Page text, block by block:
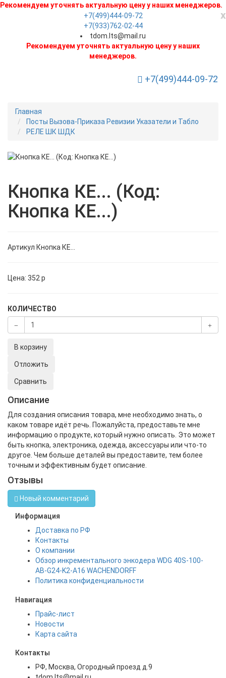
Рекомендуем уточнять актуальную цену у наших менеджеров.
x
+7(499)444-09-72
+7(933)762-02-44
tdom.lts@mail.ru
Рекомендуем уточнять актуальную цену у наших
менеджеров.
+7(499)444-09-72
Toggle Navigation
Главная
Посты Вызова-Приказа Ревизии Указатели и Табло
РЕЛЕ ШК ШДК
Кнопка КЕ... (Код:
Кнопка КЕ...)
Артикул Кнопка КЕ...
Цена: 352p
КОЛИЧЕСТВО
В корзину
Отложить
Сравнить
Описание
Для создания описания товара, мне необходимо знать, о
каком товаре идёт речь. Пожалуйста, предоставьте мне
информацию о продукте, который нужно описать. Это может
быть кнопка, электроника, одежда, аксессуары или что-то
другое. Чем больше деталей вы предоставите, тем более
точным и эффективным будет описание.
Отзывы
Новый комментарий
Информация
Доставка по РФ
Контакты
О компании
Обзор инкрементального энкодера WDG 40S-100-
AB-G24-K2-A16 WACHENDORFF
Политика конфиденциальности
Навигация
Прайс-лист
Новости
Карта сайта
Контакты
РФ, Москва, Огородный проезд д.9